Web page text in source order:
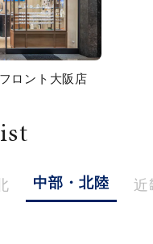
ロント大阪店
中部・北陸 近